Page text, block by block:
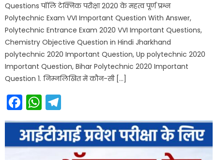
Questions पॉलि टेक्निक परीक्षा 2020 के महत्व पूर्ण प्रश्न
Polytechnic Exam VVI Important Question With Answer,
Polytechnic Entrance Exam 2020 VVI Important Questions,
Chemistry Objective Question in Hindi Jharkhand
polytechnic 2020 Important Question, Up polytechnic 2020
Important Question, Bihar Polytechnic 2020 Important
Question 1. निम्नलिखित में कौन-सी […]
Facebook
WhatsApp